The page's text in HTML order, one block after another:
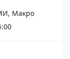
Макро